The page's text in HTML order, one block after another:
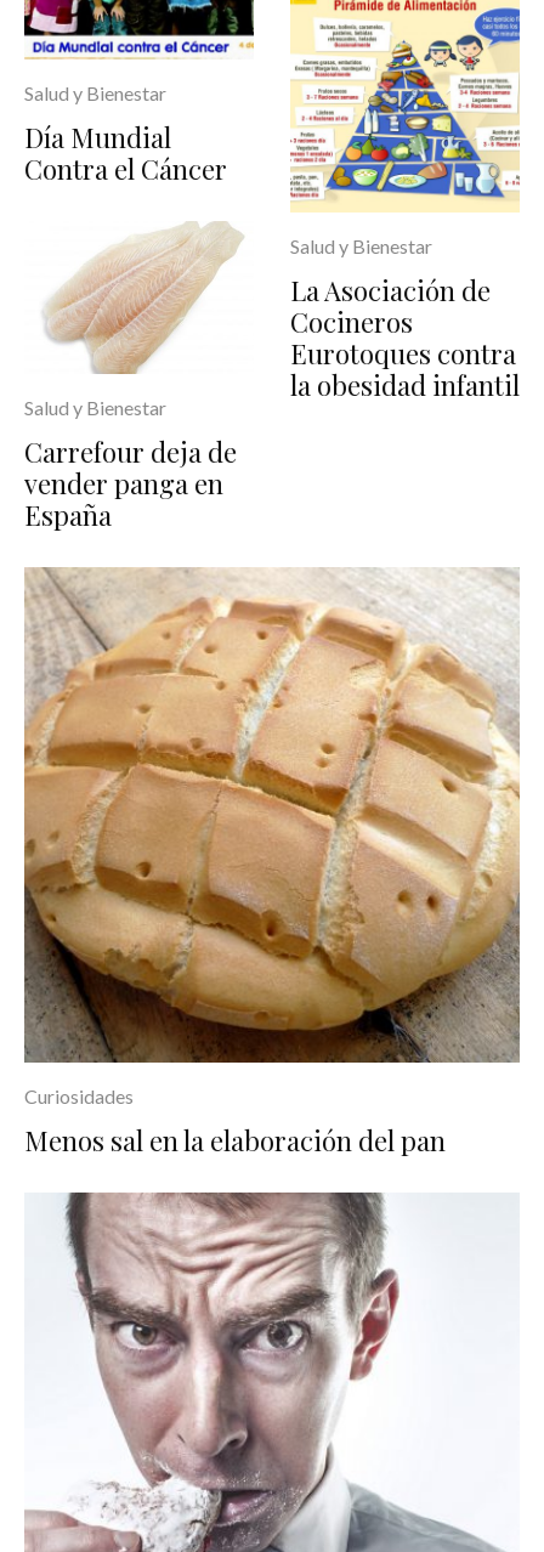
Salud y Bienestar
Día Mundial
Contra el Cáncer
Salud y Bienestar
Carrefour deja de
vender panga en
España
Salud y Bienestar
La Asociación de
Cocineros
Eurotoques contra
la obesidad infantil
Curiosidades
Menos sal en la elaboración del pan